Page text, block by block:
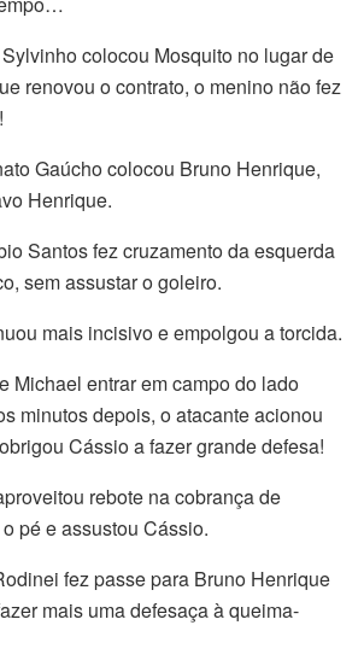
colocou Mosquito no lugar de
renovou o contrato, o menino não fez
Gaúcho colocou Bruno Henrique,
Henrique.
Santos fez cruzamento da esquerda
sem assustar o goleiro.
mais incisivo e empolgou a torcida.
Michael entrar em campo do lado
minutos depois, o atacante acionou
Cássio a fazer grande defesa!
rebote na cobrança de
pé e assustou Cássio.
fez passe para Bruno Henrique
mais uma defesaça à queima-